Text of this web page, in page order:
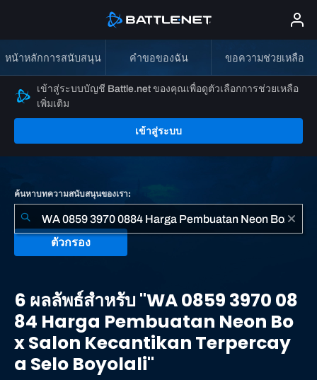
หน้าหลักการสนับสนุน คำขอของฉัน ขอความช่วยเหลือ
เข้าสู่ระบบบัญชี Battle.net ของคุณเพื่อดูตัวเลือกการช่วยเหลือ
เพิ่มเติม
เข้าสู่ระบบ
ค้นหาบทความสนับสนุนของเรา:
ตัวกรอง
สำหรับ
"WA
0859
3970
0884
6 ผลลัพธ์สำหรับ "WA 0859 3970 08
84 Harga Pembuatan Neon Bo
x Salon Kecantikan Terpercay
a Selo Boyolali"